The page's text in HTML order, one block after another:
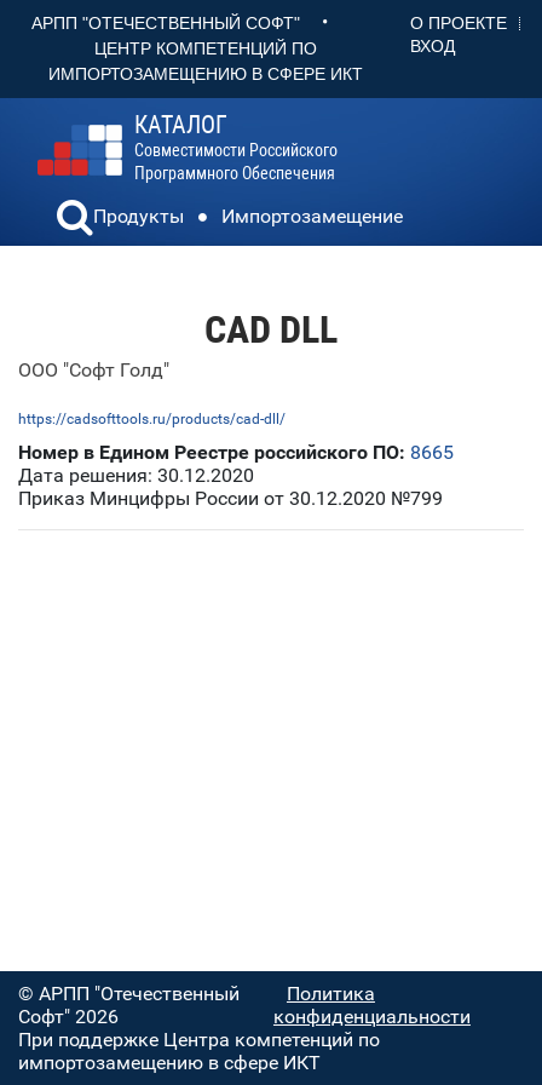
АРПП "ОТЕЧЕСТВЕННЫЙ СОФТ" •
ЦЕНТР КОМПЕТЕНЦИЙ ПО
ИМПОРТОЗАМЕЩЕНИЮ В СФЕРЕ ИКТ
О ПРОЕКТЕ
ВХОД
КАТАЛОГ
Совместимости Российского
Программного Обеспечения
Продукты Импортозамещение
CAD DLL
ООО "Софт Голд"
https://cadsofttools.ru/products/cad-dll/
Номер в Едином Реестре российского ПО: 8665
Дата решения: 30.12.2020
Приказ Минцифры России от 30.12.2020 №799
© АРПП "Отечественный
Софт" 2026
Политика
конфиденциальности
При поддержке Центра компетенций по
импортозамещению в сфере ИКТ